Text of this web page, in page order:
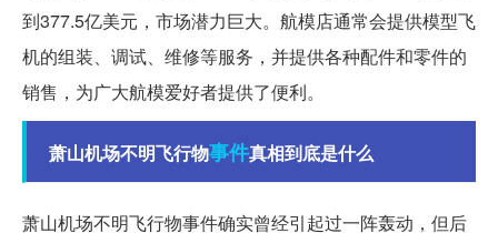
到377.5亿美元，市场潜力巨大。航模店通常会提供模型飞
机的组装、调试、维修等服务，并提供各种配件和零件的
销售，为广大航模爱好者提供了便利。
萧山机场不明飞行物事件真相到底是什么
萧山机场不明飞行物事件确实曾经引起过一阵轰动，但后